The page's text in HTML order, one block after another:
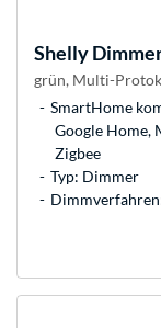
Shelly
grün, Multi-
SmartHome
Google Home,
Zigbee
Typ: Dimmer